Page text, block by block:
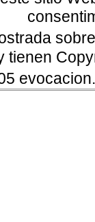
tienen